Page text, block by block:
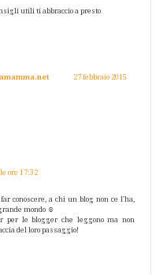
utili ti abbraccio a presto
27 febbraio 2015
ore 17:32
conoscere, a chi un blog non ce l'ha,
mondo ☺
per le blogger che leggono ma non
del loro passaggio!